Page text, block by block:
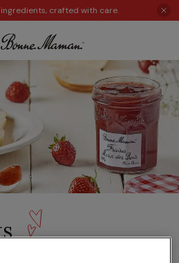
crafted with care.